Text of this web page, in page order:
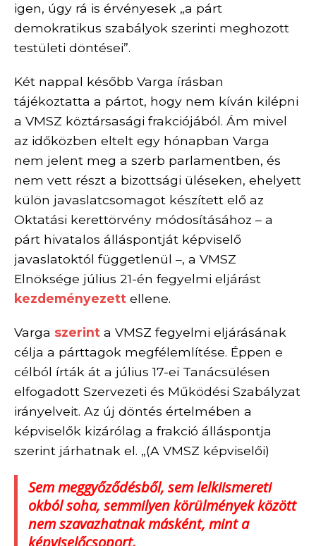
igen, úgy rá is érvényesek „a párt
demokratikus szabályok szerinti meghozott
testületi döntései”.
Két nappal később Varga írásban
tájékoztatta a pártot, hogy nem kíván kilépni
a VMSZ köztársasági frakciójából. Ám mivel
az időközben eltelt egy hónapban Varga
nem jelent meg a szerb parlamentben, és
nem vett részt a bizottsági üléseken, ehelyett
külön javaslatcsomagot készített elő az
Oktatási kerettörvény módosításához – a
párt hivatalos álláspontját képviselő
javaslatoktól függetlenül –, a VMSZ
Elnöksége július 21-én fegyelmi eljárást
kezdeményezett ellene.
Varga szerint a VMSZ fegyelmi eljárásának
célja a párttagok megfélemlítése. Éppen e
célból írták át a július 17-ei Tanácsülésen
elfogadott Szervezeti és Működési Szabályzat
irányelveit. Az új döntés értelmében a
képviselők kizárólag a frakció álláspontja
szerint járhatnak el. „(A VMSZ képviselői)
Sem meggyőződésből, sem lelkiismereti
okból soha, semmilyen körülmények között
nem szavazhatnak másként, mint a